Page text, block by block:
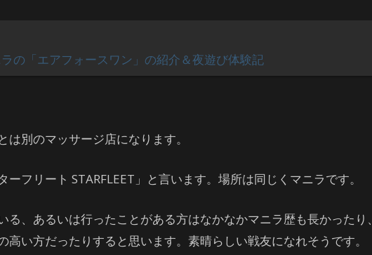
ラの「エアフォースワン」の紹介＆夜遊び体験記
は別のマッサージ店になります。
ーフリート STARFLEET」と言います。場所は同じくマニラです。
る、あるいは行ったことがある方はなかなかマニラ歴も長かったり、
高い方だったりすると思います。素晴らしい戦友になれそうです。